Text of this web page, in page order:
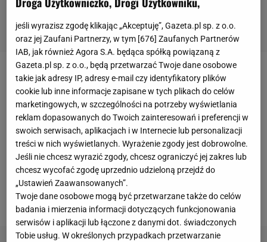
Co ciekawe, Fortunie zabrakło bardzo niewiele do
pozostania na drugim poziomie rozgrywek w
Niemczech. Zadecydował mniej korzystny bilans
bramek - drużyna Eintrachtu Brunszwik bowiem
utrzymała się, choć wywalczyła dokładnie taką
samą ilość punktów (37). Jej bilans bramkowy
wynosił jednak -18, a nie jak w przypadku zespołu z
Duesseldorfu -20.
jeśli wyrazisz zgodę klikając „Akceptuję”, Gazeta.pl sp. z o.o.
oraz jej Zaufani Partnerzy, w tym [676] Zaufanych Partnerów
IAB, jak również Agora S.A. będąca spółką powiązaną z
Gazeta.pl sp. z o.o., będą przetwarzać Twoje dane osobowe
takie jak adresy IP, adresy e-mail czy identyfikatory plików
cookie lub inne informacje zapisane w tych plikach do celów
marketingowych, w szczególności na potrzeby wyświetlania
reklam dopasowanych do Twoich zainteresowań i preferencji w
swoich serwisach, aplikacjach i w Internecie lub personalizacji
treści w nich wyświetlanych. Wyrażenie zgody jest dobrowolne.
Jeśli nie chcesz wyrazić zgody, chcesz ograniczyć jej zakres lub
chcesz wycofać zgodę uprzednio udzieloną przejdź do
„Ustawień Zaawansowanych”.
Twoje dane osobowe mogą być przetwarzane także do celów
badania i mierzenia informacji dotyczących funkcjonowania
serwisów i aplikacji lub łączone z danymi dot. świadczonych
Tobie usług. W określonych przypadkach przetwarzanie